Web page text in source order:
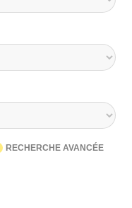
RECHERCHE AVANCÉE